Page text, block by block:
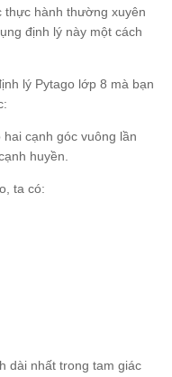
thực hành thường xuyên
định lý này một cách
lý Pytago lớp 8 mà bạn
cạnh góc vuông lần
huyền.
ta có:
dài nhất trong tam giác